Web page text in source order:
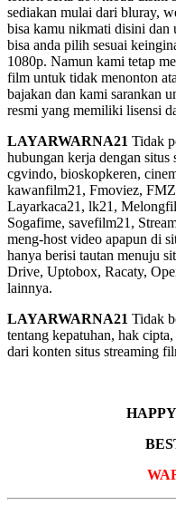
sediakan mulai dari bluray,
bisa kamu nikmati disini dan
bisa anda pilih sesuai
1080p. Namun kami tetap
film untuk tidak menonton
bajakan dan kami sarankan
resmi yang memiliki lisensi
LAYARWARNA21 Tidak
hubungan kerja dengan
cgvindo, bioskopkeren,
kawanfilm21, Fmoviez,
Layarkaca21, lk21,
Sogafime, savefilm21,
meng-host video apapun di
hanya berisi tautan menuju
Drive, Uptobox, Racaty,
lainnya.
LAYARWARNA21 Tidak
tentang kepatuhan, hak
dari konten situs streaming